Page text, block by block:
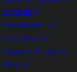
Copyright (3)
Dokumentation (3)
Dolby Stereo (2)
Download (3) dvd (1)
Döner (1)